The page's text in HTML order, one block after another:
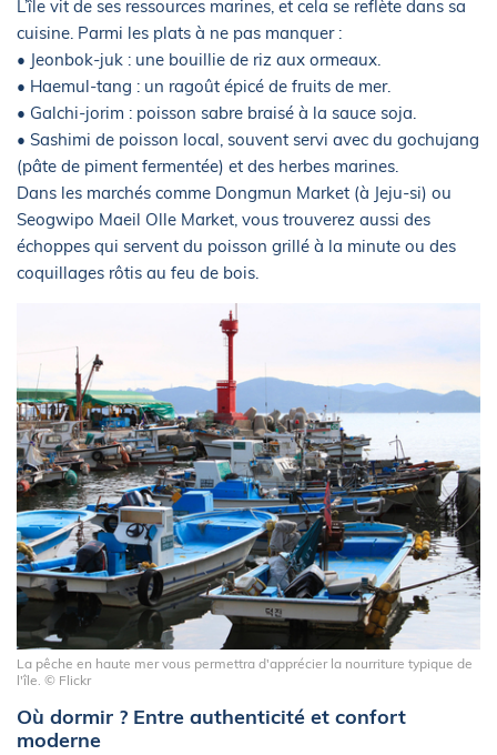
L’île vit de ses ressources marines, et cela se reflète dans sa
cuisine. Parmi les plats à ne pas manquer :
• Jeonbok-juk : une bouillie de riz aux ormeaux.
• Haemul-tang : un ragoût épicé de fruits de mer.
• Galchi-jorim : poisson sabre braisé à la sauce soja.
• Sashimi de poisson local, souvent servi avec du gochujang
(pâte de piment fermentée) et des herbes marines.
Dans les marchés comme Dongmun Market (à Jeju-si) ou
Seogwipo Maeil Olle Market, vous trouverez aussi des
échoppes qui servent du poisson grillé à la minute ou des
coquillages rôtis au feu de bois.
La pêche en haute mer vous permettra d'apprécier la nourriture typique de
l'île. © Flickr
Où dormir ? Entre authenticité et confort
moderne